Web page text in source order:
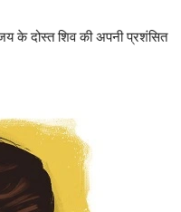
के दोस्त शिव की अपनी प्रशंसित